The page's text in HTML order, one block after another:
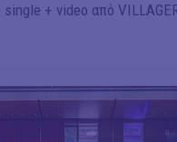
+ video από